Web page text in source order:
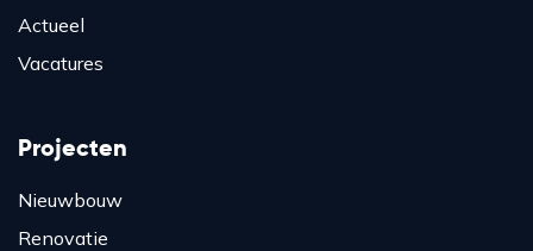
Actueel
Vacatures
Projecten
Nieuwbouw
Renovatie